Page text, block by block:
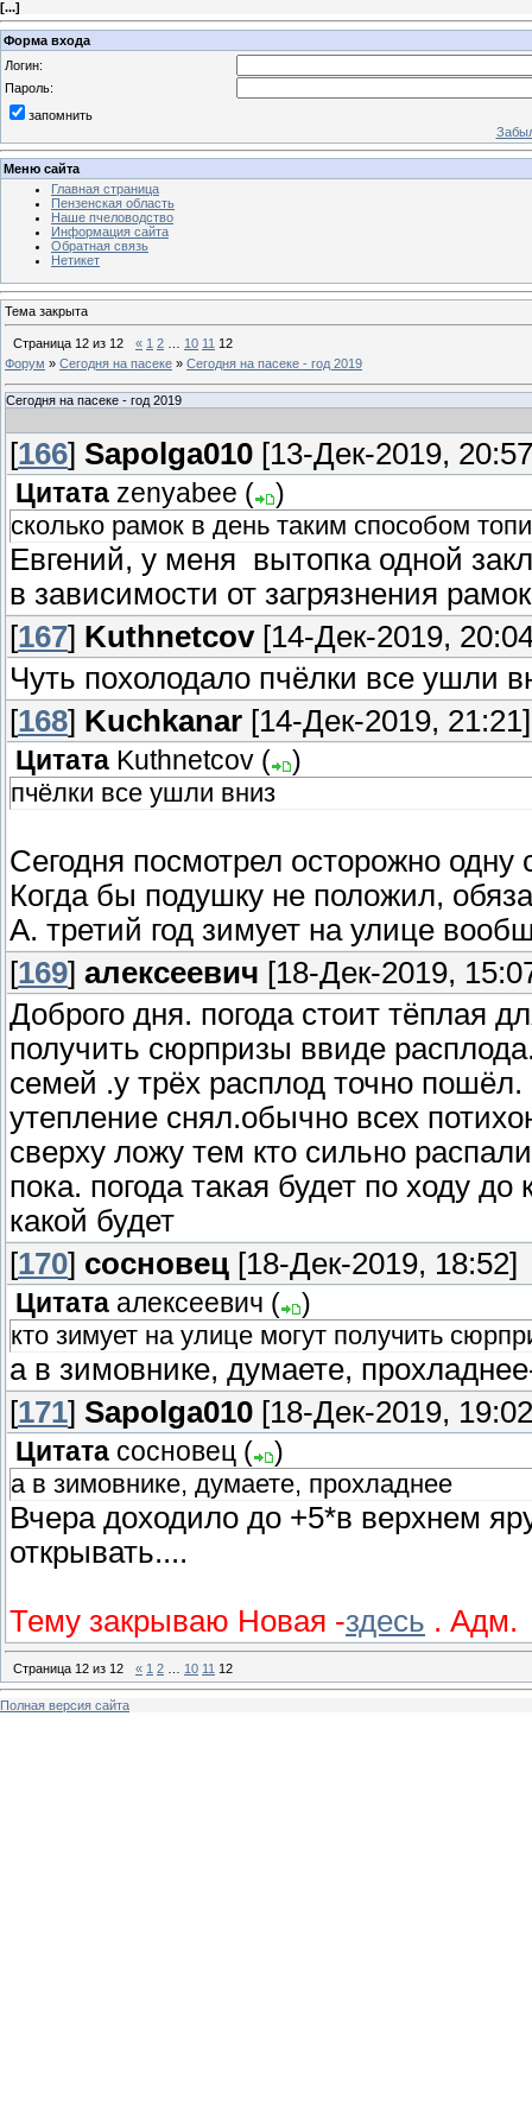
[...]
Форма входа
Логин:
Пароль:
запомнить
Меню сайта
Главная страница
Пензенская область
Наше пчеловодство
Информация сайта
Обратная связь
Нетикет
Тема закрыта
Страница 12 из 12 « 1 2 10 11 12
Форум » Сегодня на пасеке » Сегодня на пасеке - год 2019
Сегодня на пасеке - год 2019
[166] Sapolga010 [13-Дек-2019,
Цитата zenyabee (
)
сколько рамок в день таким способом
Евгений, у меня вытопка одной
в зависимости от загрязнения
[167] Kuthnetcov[14-Дек-2019,
Чуть похолодало пчёлки все ушли
[168] Kuchkanar [14-Дек-2019, 21:21]
Цитата Kuthnetcov (
)
пчёлки все ушли вниз
Сегодня посмотрел осторожно
Когда бы подушку не положил,
А. третий год зимует на улице
[169] алексеевич [18-Дек-2019,
Доброго дня. погода стоит тёплая
получить сюрпризы ввиде
семей .у трёх расплод точно пошёл.
утепление снял.обычно всех
сверху ложу тем кто сильно
пока. погода такая будет по ходу
какой будет
[170] сосновец [18-Дек-2019, 18:52]
Цитата алексеевич (
)
кто зимует на улице могут получить
а в зимовнике, думаете,
[171] Sapolga010 [18-Дек-2019,
Цитата сосновец (
)
а в зимовнике, думаете, прохладнее
Вчера доходило до +5*в верхнем
открывать....
Тему закрываю Новая -здесь . Адм.
Страница 12 из 12 « 1 2 10 11 12
Полная версия сайта